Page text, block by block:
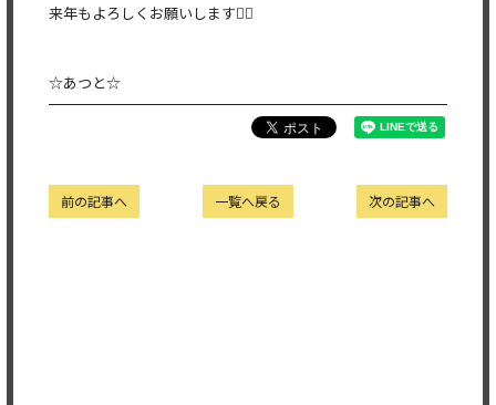
来年もよろしくお願いします🙇‍♂️
☆あつと☆
次の記事へ
一覧へ戻る
前の記事へ